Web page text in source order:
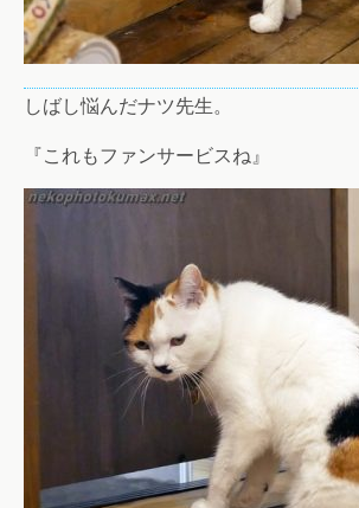
しばし悩んだナツ先生。
『これもファンサービスね』